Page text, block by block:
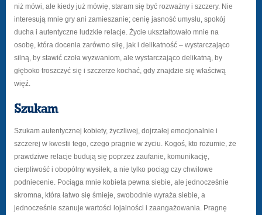
niż mówi, ale kiedy już mówię, staram się być rozważny i szczery. Nie
interesują mnie gry ani zamieszanie; cenię jasność umysłu, spokój
ducha i autentyczne ludzkie relacje. Życie ukształtowało mnie na
osobę, która docenia zarówno siłę, jak i delikatność – wystarczająco
silną, by stawić czoła wyzwaniom, ale wystarczająco delikatną, by
głęboko troszczyć się i szczerze kochać, gdy znajdzie się właściwą
więź.
Szukam
Szukam autentycznej kobiety, życzliwej, dojrzałej emocjonalnie i
szczerej w kwestii tego, czego pragnie w życiu. Kogoś, kto rozumie, że
prawdziwe relacje budują się poprzez zaufanie, komunikację,
cierpliwość i obopólny wysiłek, a nie tylko pociąg czy chwilowe
podniecenie. Pociąga mnie kobieta pewna siebie, ale jednocześnie
skromna, która łatwo się śmieje, swobodnie wyraża siebie, a
jednocześnie szanuje wartości lojalności i zaangażowania. Pragnę